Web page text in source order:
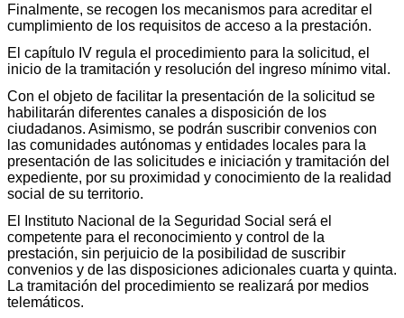
Finalmente, se recogen los mecanismos para acreditar el
cumplimiento de los requisitos de acceso a la prestación.
El capítulo IV regula el procedimiento para la solicitud, el
inicio de la tramitación y resolución del ingreso mínimo vital.
Con el objeto de facilitar la presentación de la solicitud se
habilitarán diferentes canales a disposición de los
ciudadanos. Asimismo, se podrán suscribir convenios con
las comunidades autónomas y entidades locales para la
presentación de las solicitudes e iniciación y tramitación del
expediente, por su proximidad y conocimiento de la realidad
social de su territorio.
El Instituto Nacional de la Seguridad Social será el
competente para el reconocimiento y control de la
prestación, sin perjuicio de la posibilidad de suscribir
convenios y de las disposiciones adicionales cuarta y quinta.
La tramitación del procedimiento se realizará por medios
telemáticos.